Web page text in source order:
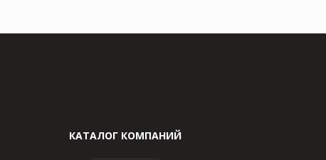
КАТАЛОГ КОМПАНИЙ